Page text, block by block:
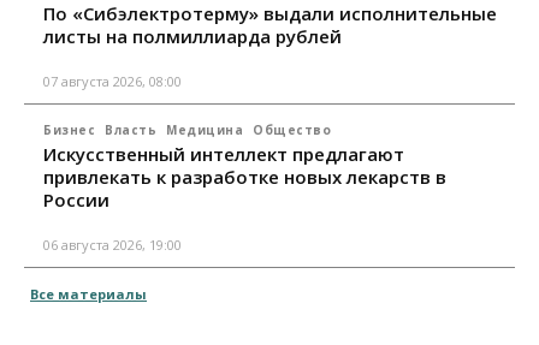
По «Сибэлектротерму» выдали исполнительные
листы на полмиллиарда рублей
07 августа 2026, 08:00
Бизнес Власть Медицина Общество
Искусственный интеллект предлагают
привлекать к разработке новых лекарств в
России
06 августа 2026, 19:00
Все материалы